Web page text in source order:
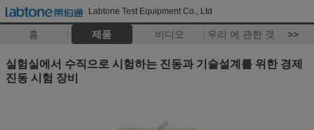
Labtone Test Equipment Co., Ltd
홈 제품 비디오 우리 에 관한 것 >>
실험실에서 수직으로 시험하는 진동과 기술설계를 위한 경제
진동 시험 장비